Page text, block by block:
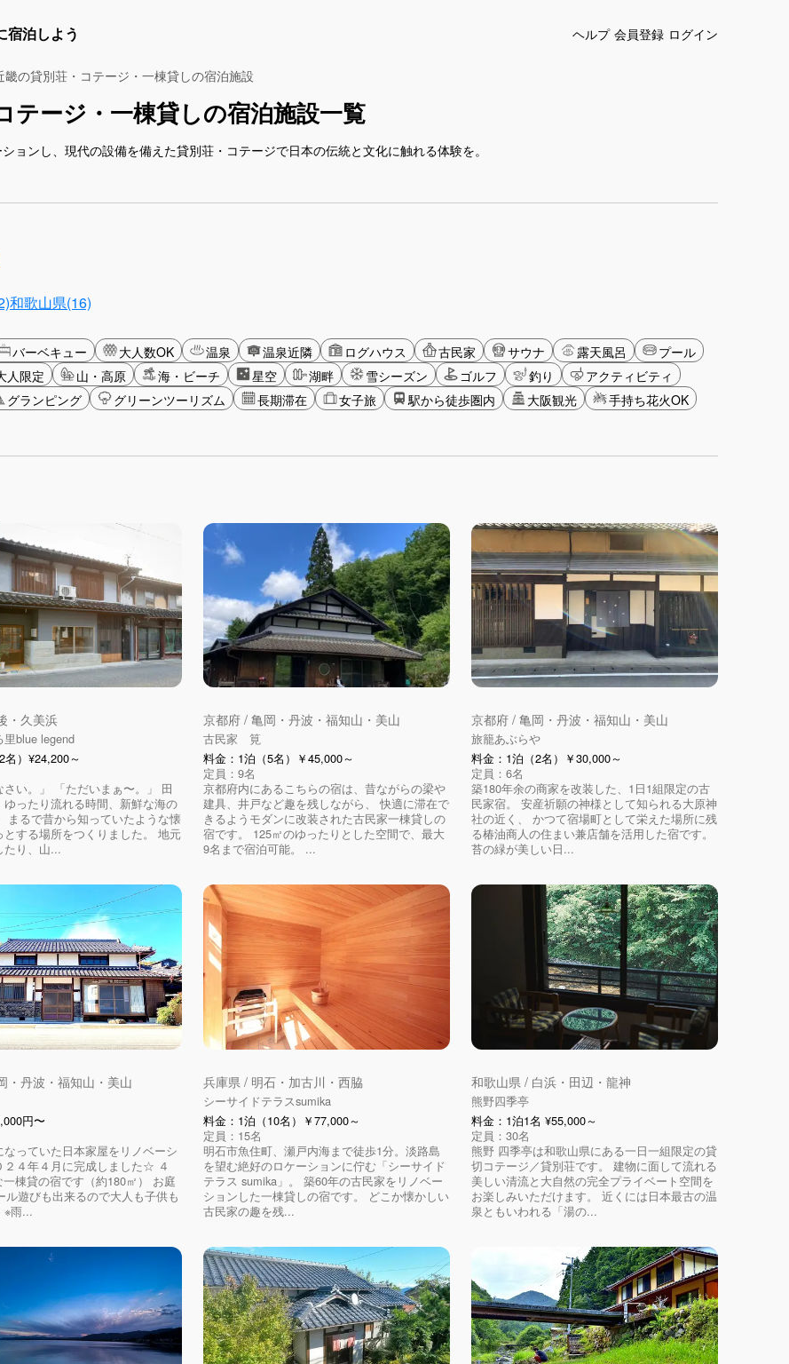
宿泊しよう ヘルプ 会員登録 ログイン
畿の貸別荘・コテージ・一棟貸しの宿泊施設
テージ・一棟貸しの宿泊施設一覧
ンし、現代の設備を備えた貸別荘・コテージで日本の伝統と文化に触れる体験を。
和歌山県(16)
バーベキュー 大人数OK 温泉 温泉近隣 ログハウス 古民家 サウナ 露天風呂
プール
人限定 山・高原 海・ビーチ 星空 湖畔 雪シーズン ゴルフ 釣り
アクティビティ
グランピング グリーンツーリズム 長期滞在 女子旅 駅から徒歩圏内 大阪観光
手持ち花火OK
・久美浜
blue legend
名）¥24,200～
さい。」 「ただいまぁ〜。」 田
ゆったり流れる時間、新鮮な海の
まるで昔から知っていたような懐
とする場所をつくりました。 地元
たり、山...
京都府 / 亀岡・丹波・福知山・美山
古民家 筧
料金：1泊（5名）￥45,000～
定員：9名
京都府内にあるこちらの宿は、昔ながらの梁や
建具、井戸など趣を残しながら、 快適に滞在で
きるようモダンに改装された古民家一棟貸しの
宿です。 125㎡のゆったりとした空間で、最大
9名まで宿泊可能。 ...
京都府 / 亀岡・丹波・福知山・美山
旅籠あぶらや
料金：1泊（2名）￥30,000～
定員：6名
築180年余の商家を改装した、1日1組限定の古
民家宿。 安産祈願の神様として知られる大原神
社の近く、 かつて宿場町として栄えた場所に残
る椿油商人の住まい兼店舗を活用した宿です。
苔の緑が美しい日...
・丹波・福知山・美山
円〜
なっていた日本家屋をリノベーシ
２４年４月に完成しました☆ ４
棟貸の宿です（約180㎡） お庭
ル遊びも出来るので大人も子供も
※雨...
兵庫県 / 明石・加古川・西脇
シーサイドテラスsumika
料金：1泊（10名）￥77,000～
定員：15名
明石市魚住町、瀬戸内海まで徒歩1分。淡路島
を望む絶好のロケーションに佇む「シーサイド
テラス sumika」。 築60年の古民家をリノベー
ションした一棟貸しの宿です。 どこか懐かしい
古民家の趣を残...
和歌山県 / 白浜・田辺・龍神
熊野四季亭
料金：1泊1名 ¥55,000～
定員：30名
熊野 四季亭は和歌山県にある一日一組限定の貸
切コテージ／貸別荘です。 建物に面して流れる
美しい清流と大自然の完全プライベート空間を
お楽しみいただけます。 近くには日本最古の温
泉ともいわれる「湯の...